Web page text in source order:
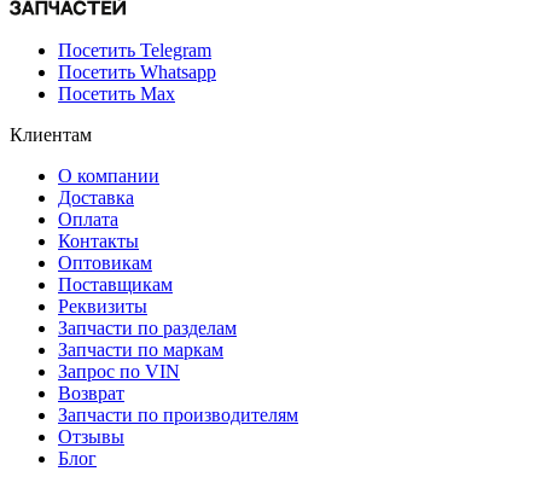
Посетить Telegram
Посетить Whatsapp
Посетить Max
Клиентам
О компании
Доставка
Оплата
Контакты
Оптовикам
Поставщикам
Реквизиты
Запчасти по разделам
Запчасти по маркам
Запрос по VIN
Возврат
Запчасти по производителям
Отзывы
Блог